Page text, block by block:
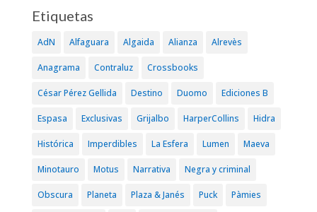
Etiquetas
AdN Alfaguara Algaida Alianza Alrevès
Anagrama Contraluz Crossbooks
César Pérez Gellida Destino Duomo Ediciones B
Espasa Exclusivas Grijalbo HarperCollins Hidra
Histórica Imperdibles La Esfera Lumen Maeva
Minotauro Motus Narrativa Negra y criminal
Obscura Planeta Plaza & Janés Puck Pàmies